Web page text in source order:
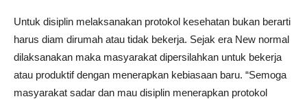
Untuk disiplin melaksanakan protokol kesehatan bukan berarti
harus diam dirumah atau tidak bekerja. Sejak era New normal
dilaksanakan maka masyarakat dipersilahkan untuk bekerja
atau produktif dengan menerapkan kebiasaan baru. “Semoga
masyarakat sadar dan mau disiplin menerapkan protokol